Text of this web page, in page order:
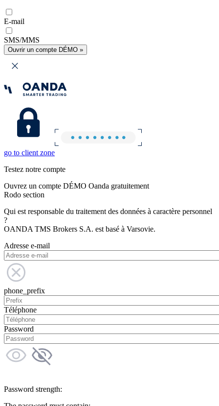
E-mail
SMS/MMS
Ouvrir un compte DÉMO »
go to client zone
Testez notre compte
Ouvrez un compte DÉMO Oanda gratuitement
Rodo section
Qui est responsable du traitement des données à caractère personnel
?
OANDA TMS Brokers S.A. est basé à Varsovie.
Adresse e-mail
phone_prefix
Téléphone
Password
Password strength: